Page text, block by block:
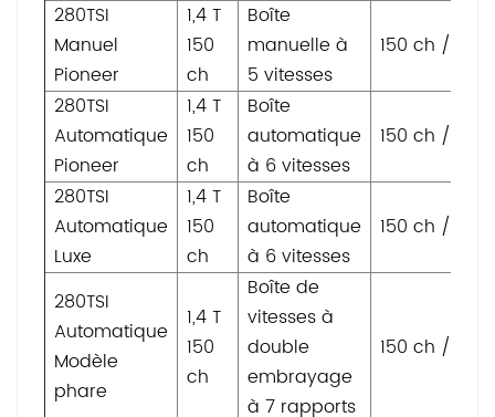
280TSI
Manuel
Pioneer
1,4 T
150
ch
Boîte
manuelle à
5 vitesses
150 ch / 250
280TSI
Automatique
Pioneer
1,4 T
150
ch
Boîte
automatique
à 6 vitesses
150 ch / 250
280TSI
Automatique
Luxe
1,4 T
150
ch
Boîte
automatique
à 6 vitesses
150 ch / 250
280TSI
Automatique
Modèle
phare
1,4 T
150
ch
Boîte de
vitesses à
double
embrayage
à 7 rapports
150 ch / 250